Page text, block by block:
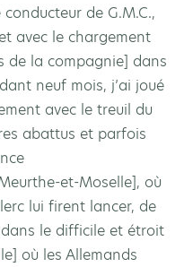
de G.M.C.,
avec le chargement
de la compagnie] dans
neuf mois, j’ai joué
avec le treuil du
abattus et parfois
et-Moselle], où
lui firent lancer, de
le difficile et étroit
où les Allemands